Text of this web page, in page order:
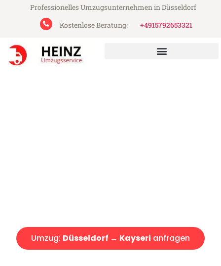
Professionelles Umzugsunternehmen in Düsseldorf
Kostenlose Beratung:
+4915792653321
Umzug: Düsseldorf → Kayseri anfragen